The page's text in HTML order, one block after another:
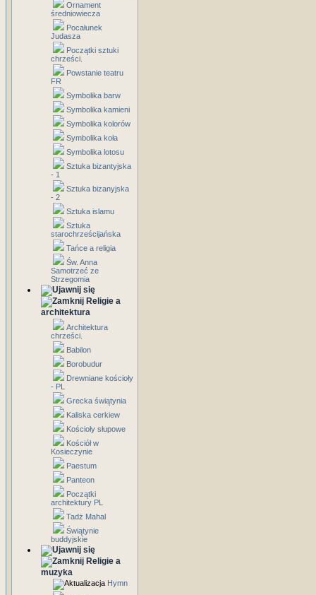
Ornament
średniowiecza
Pocałunek
Judasza
Początki sztuki
chrześci.
Powstanie teatru
FR
Symbolika barw
Symbolika kamieni
Symbolika kolorów
Symbolika koła
Symbolika lotosu
Sztuka bizantyjska
- 1
Sztuka bizanyjska
- 2
Sztuka islamu
Sztuka
starochrześcijańska
Tańce a religia
Św. Anna
Samotrzeć ze
Strzegomia
Religie a
architektura
Architektura
chrześci.
Babilon
Borobudur
Drewniane kościoły
- PL
Grecka świątynia
Kaliska cerkiew
Kościoły słupowe
Kościół w
Kosieczynie
Paestum
Panteon
Początki
architektury PL
Tadż Mahal
Świątynie
buddyjskie
Religie a
muzyka
Hymn